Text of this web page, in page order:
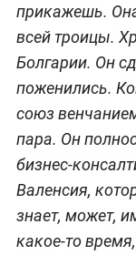
прикажешь.
всей троицы.
Болгарии. Он
поженились.
союз
пара. Он
бизнес-
Валенсия,
знает, может,
какое-то